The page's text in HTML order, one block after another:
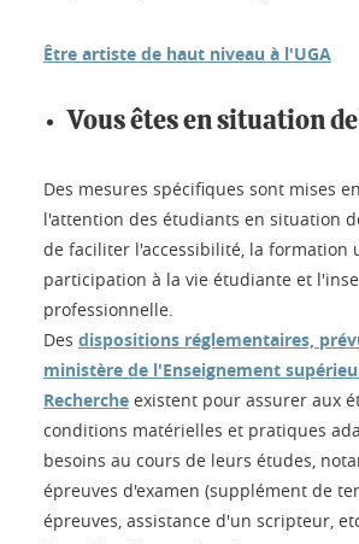
Être artiste de haut niveau à l'UGA
Vous êtes en situation
Des mesures spécifiques sont mises
l'attention des étudiants en situation
de faciliter l'accessibilité, la formation
participation à la vie étudiante et
professionnelle.
Des dispositions réglementaires,
ministère de l'Enseignement
Recherche existent pour assurer aux
conditions matérielles et pratiques
besoins au cours de leurs études,
épreuves d'examen (supplément de
épreuves, assistance d'un scripteur,